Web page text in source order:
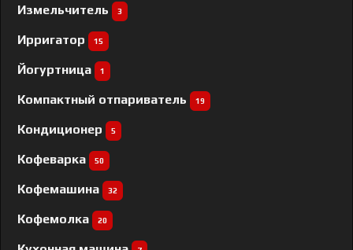
Измельчитель 3
Ирригатор 15
Йогуртница 1
Компактный отпариватель 19
Кондиционер 5
Кофеварка 50
Кофемашина 32
Кофемолка 20